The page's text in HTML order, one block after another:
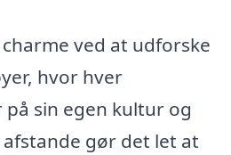
ved at udforske
hvor hver
sin egen kultur og
gør det let at